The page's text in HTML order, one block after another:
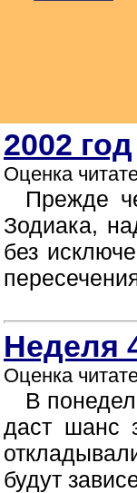
2002 год
Оценка
Прежде
Зодиака,
без
Неделя
Оценка
В
даст шанс
будут